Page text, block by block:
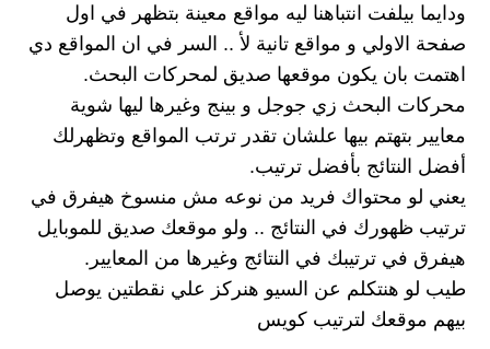
ودايما بيلفت انتباهنا ليه مواقع معينة بتظهر في اول
صفحة الاولي و مواقع تانية لأ .. السر في ان المواقع دي
اهتمت بان يكون موقعها صديق لمحركات البحث.
محركات البحث زي جوجل و بينج وغيرها ليها شوية
معايير بتهتم بيها علشان تقدر ترتب المواقع وتظهرلك
أفضل النتائج بأفضل ترتيب.
يعني لو محتواك فريد من نوعه مش منسوخ هيفرق في
ترتيب ظهورك في النتائج .. ولو موقعك صديق للموبايل
هيفرق في ترتيبك في النتائج وغيرها من المعايير.
طيب لو هنتكلم عن السيو هنركز علي نقطتين يوصل
بيهم موقعك لترتيب كويس